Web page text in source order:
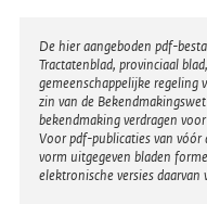
Disclaimer
De hier aangeboden pdf-
Tractatenblad, provinciaal
gemeenschappelijke regeling
zin van de
bekendmaking verdragen
Voor pdf-publicaties van vóór
vorm uitgegeven bladen
elektronische versies